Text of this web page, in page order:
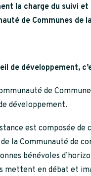
la charge du suivi et
de Communes de
de développement,
de
développement.
est composée
la Communauté de
bénévoles
mettent en débat et